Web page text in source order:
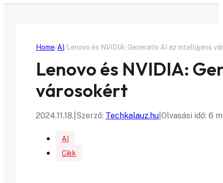
Home AI Lenovo és NVIDIA: Generatív AI az intelligens
Lenovo és NVIDIA:
városokért
2024.11.18. Szerző: Techkalauz.hu Olvasási idő: 6
AI
Cikk